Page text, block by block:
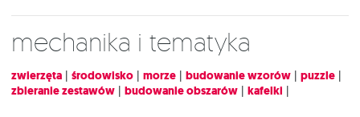
Mechanika i tematyka
zwierzęta | środowisko | morze | budowanie wzorów | puzzle |
zbieranie zestawów | budowanie obszarów | kafelki |